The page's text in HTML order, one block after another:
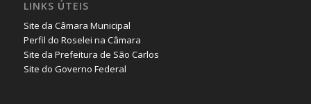
LINKS ÚTEIS
Site da Câmara Municipal
Perfil do Roselei na Câmara
Site da Prefeitura de São Carlos
Site do Governo Federal